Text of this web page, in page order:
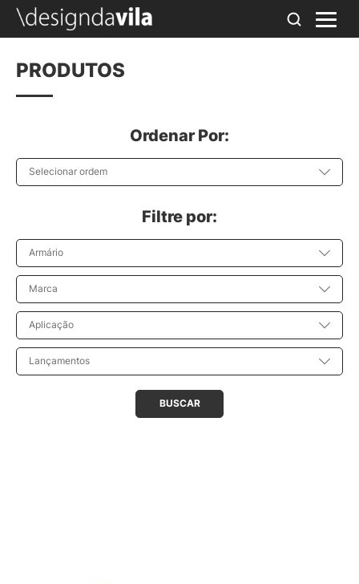
PRODUTOS
Ordenar Por:
Selecionar ordem
Filtre por:
Armário
Marca
Aplicação
Lançamentos
BUSCAR